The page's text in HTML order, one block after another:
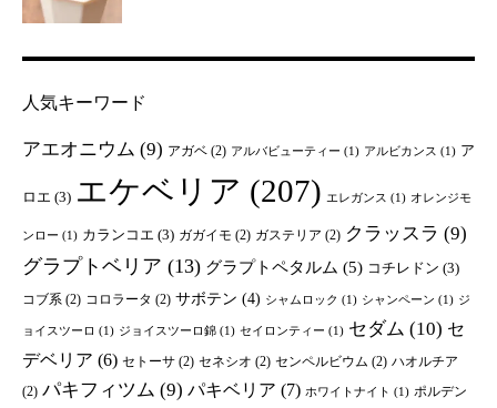
人気キーワード
アエオニウム (9) アガベ (2) アルバビューティー (1) アルビカンス (1) ア
ロエ (3) エケベリア (207) エレガンス (1) オレンジモ
ンロー (1) カランコエ (3) ガガイモ (2) ガステリア (2) クラッスラ (9)
グラプトベリア (13) グラプトペタルム (5) コチレドン (3)
コブ系 (2) コロラータ (2) サボテン (4) シャムロック (1) シャンペーン (1) ジ
ョイスツーロ (1) ジョイスツーロ錦 (1) セイロンティー (1) セダム (10) セ
デベリア (6) セトーサ (2) セネシオ (2) センペルビウム (2) ハオルチア
(2) パキフィツム (9) パキベリア (7) ホワイトナイト (1) ポルデン